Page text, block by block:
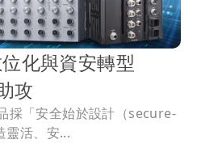
化與資安轉型
攻
採「安全始於設計（secure-
靈活、安...